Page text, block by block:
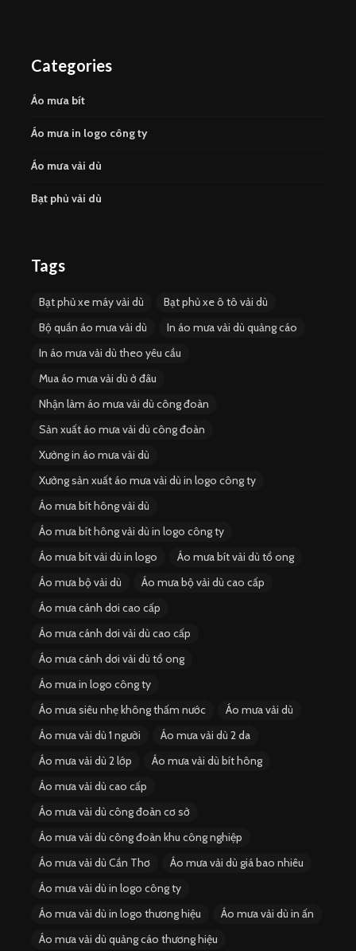
Categories
Áo mưa bít
Áo mưa in logo công ty
Áo mưa vải dù
Bạt phủ vải dù
Tags
Bạt phủ xe máy vải dù
Bạt phủ xe ô tô vải dù
Bộ quần áo mưa vải dù
In áo mưa vải dù quảng cáo
In áo mưa vải dù theo yêu cầu
Mua áo mưa vải dù ở đâu
Nhận làm áo mưa vải dù công đoàn
Sản xuất áo mưa vải dù công đoàn
Xưởng in áo mưa vải dù
Xưởng sản xuất áo mưa vải dù in logo công ty
Áo mưa bít hông vải dù
Áo mưa bít hông vải dù in logo công ty
Áo mưa bít vải dù in logo
Áo mưa bít vải dù tổ ong
Áo mưa bộ vải dù
Áo mưa bộ vải dù cao cấp
Áo mưa cánh dơi cao cấp
Áo mưa cánh dơi vải dù cao cấp
Áo mưa cánh dơi vải dù tổ ong
Áo mưa in logo công ty
Áo mưa siêu nhẹ không thấm nước
Áo mưa vải dù
Áo mưa vải dù 1 người
Áo mưa vải dù 2 da
Áo mưa vải dù 2 lớp
Áo mưa vải dù bít hông
Áo mưa vải dù cao cấp
Áo mưa vải dù công đoàn cơ sở
Áo mưa vải dù công đoàn khu công nghiệp
Áo mưa vải dù Cần Thơ
Áo mưa vải dù giá bao nhiêu
Áo mưa vải dù in logo công ty
Áo mưa vải dù in logo thương hiệu
Áo mưa vải dù in ấn
Áo mưa vải dù quảng cáo thương hiệu